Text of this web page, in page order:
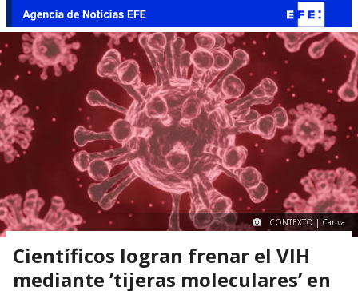
CONTEXTO | Canva
Científicos logran frenar el VIH
mediante ’tijeras moleculares’ en